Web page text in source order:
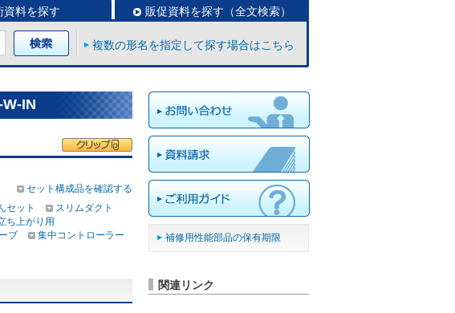
資料を探す 販促資料を探す（全文検索）
複数の形名を指定して探す場合はこちら
IN
セット構成品を確認する
セット
スリムダクト
ち上がり用
ブ
集中コントローラー
補修用性能部品の保有期限
関連リンク